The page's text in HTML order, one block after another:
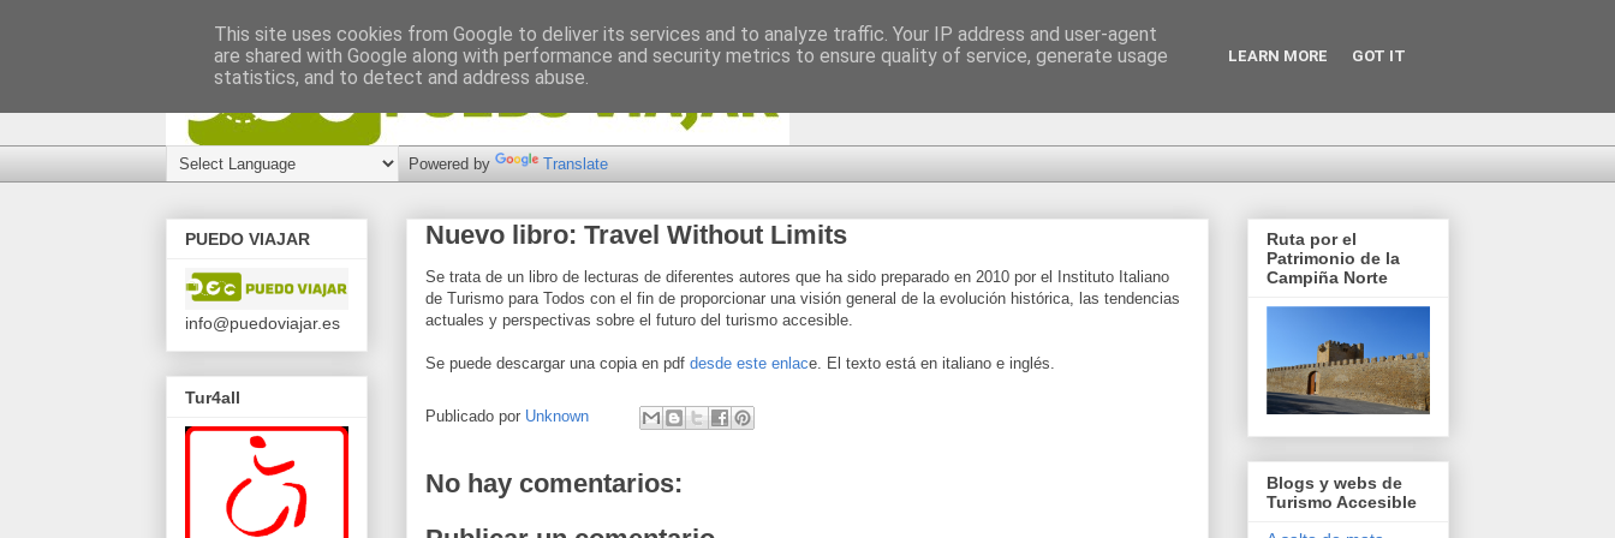
Powered by Translate
Nuevo libro: Travel Without Limits
Se trata de un libro de lecturas de diferentes autores que ha sido preparado en 2010 por el Instituto Italiano
de Turismo para Todos con el fin de proporcionar una visión general de la evolución histórica, las tendencias
actuales y perspectivas sobre el futuro del turismo accesible.
Se puede descargar una copia en pdf desde este enlace. El texto está en italiano e inglés.
Publicado por Unknown
No hay comentarios:
PUEDO VIAJAR
info@puedoviajar.es
Tur4all
Ruta por el
Patrimonio de la
Campiña Norte
Blogs y webs de
Turismo Accesible
This site uses cookies from Google to deliver its services and to analyze traffic. Your IP address and user-agent
are shared with Google along with performance and security metrics to ensure quality of service, generate usage
statistics, and to detect and address abuse.
LEARN MORE GOT IT